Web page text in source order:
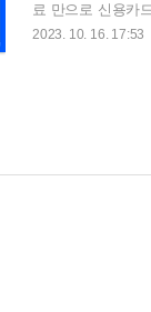
료 만으로 신용카
카드의 'My월세'
한카드 My월세(
방법 4. My월세
2023. 10. 16. 17:53